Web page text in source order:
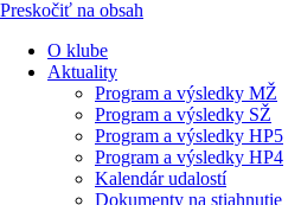
Preskočiť na obsah
O klube
Aktuality
Program a výsledky MŽ
Program a výsledky SŽ
Program a výsledky HP5
Program a výsledky HP4
Kalendár udalostí
Dokumenty na stiahnutie